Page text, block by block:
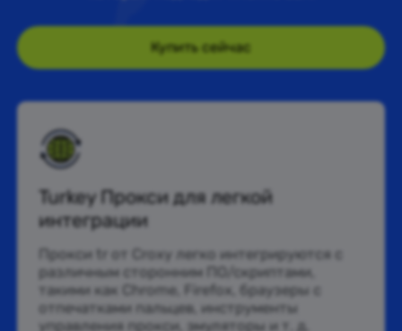
Купить сейчас
Turkey Прокси для легкой
интеграции
Прокси tr от Croxy легко интегрируются с
различным сторонним ПО/скриптами,
такими как Chrome, Firefox, браузеры с
отпечатками пальцев, инструменты
управления прокси, эмуляторы и т. д.